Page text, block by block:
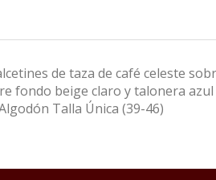
de taza de café celeste
fondo beige claro y talonera
Talla Única (39-46)